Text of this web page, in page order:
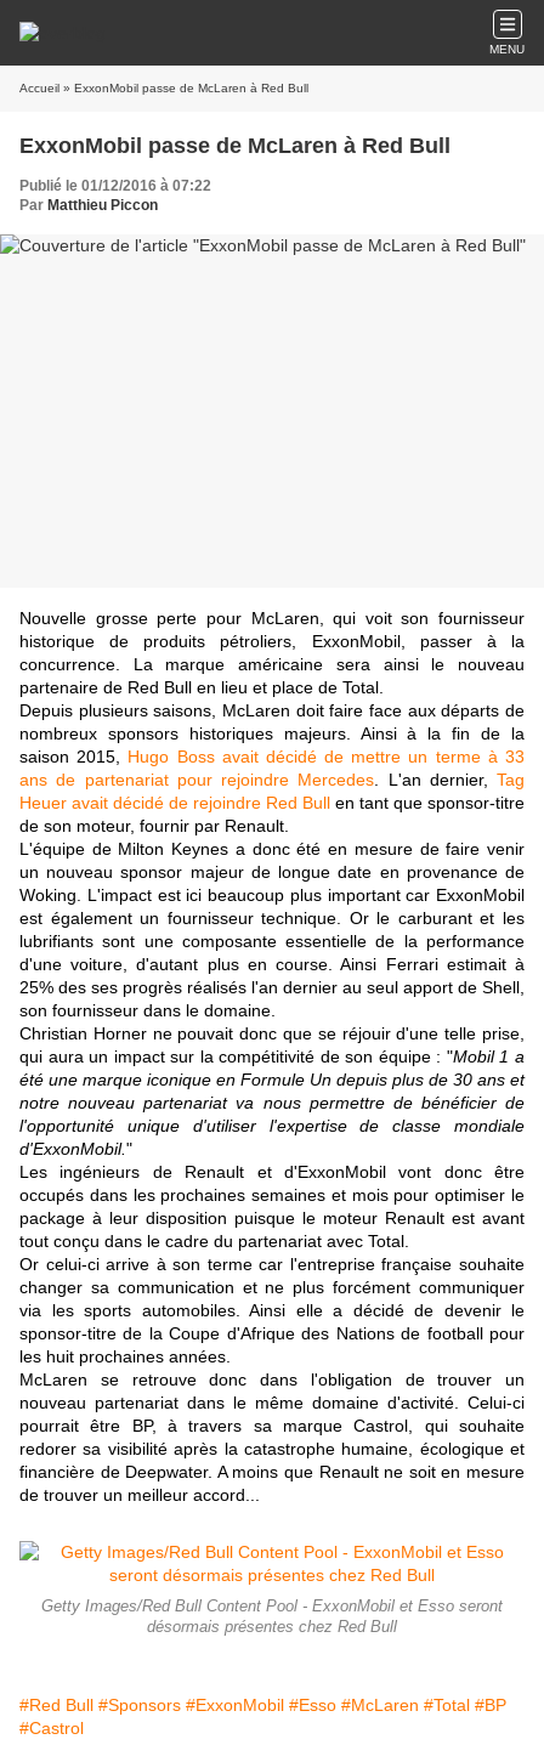
MENU
Accueil » ExxonMobil passe de McLaren à Red Bull
ExxonMobil passe de McLaren à Red Bull
Publié le 01/12/2016 à 07:22
Par Matthieu Piccon
Nouvelle grosse perte pour McLaren, qui voit son fournisseur
historique de produits pétroliers, ExxonMobil, passer à la
concurrence. La marque américaine sera ainsi le nouveau
partenaire de Red Bull en lieu et place de Total.
Depuis plusieurs saisons, McLaren doit faire face aux départs de
nombreux sponsors historiques majeurs. Ainsi à la fin de la
saison 2015, Hugo Boss avait décidé de mettre un terme à 33
ans de partenariat pour rejoindre Mercedes . L'an dernier, Tag
Heuer avait décidé de rejoindre Red Bull en tant que sponsor-titre
de son moteur, fournir par Renault.
L'équipe de Milton Keynes a donc été en mesure de faire venir
un nouveau sponsor majeur de longue date en provenance de
Woking. L'impact est ici beaucoup plus important car ExxonMobil
est également un fournisseur technique. Or le carburant et les
lubrifiants sont une composante essentielle de la performance
d'une voiture, d'autant plus en course. Ainsi Ferrari estimait à
25% des ses progrès réalisés l'an dernier au seul apport de Shell,
son fournisseur dans le domaine.
Christian Horner ne pouvait donc que se réjouir d'une telle prise,
qui aura un impact sur la compétitivité de son équipe : "Mobil 1 a
été une marque iconique en Formule Un depuis plus de 30 ans et
notre nouveau partenariat va nous permettre de bénéficier de
l'opportunité unique d'utiliser l'expertise de classe mondiale
d'ExxonMobil."
Les ingénieurs de Renault et d'ExxonMobil vont donc être
occupés dans les prochaines semaines et mois pour optimiser le
package à leur disposition puisque le moteur Renault est avant
tout conçu dans le cadre du partenariat avec Total.
Or celui-ci arrive à son terme car l'entreprise française souhaite
changer sa communication et ne plus forcément communiquer
via les sports automobiles. Ainsi elle a décidé de devenir le
sponsor-titre de la Coupe d'Afrique des Nations de football pour
les huit prochaines années.
McLaren se retrouve donc dans l'obligation de trouver un
nouveau partenariat dans le même domaine d'activité. Celui-ci
pourrait être BP, à travers sa marque Castrol, qui souhaite
redorer sa visibilité après la catastrophe humaine, écologique et
financière de Deepwater. A moins que Renault ne soit en mesure
de trouver un meilleur accord...
Getty Images/Red Bull Content Pool - ExxonMobil et Esso seront
désormais présentes chez Red Bull
#Red Bull #Sponsors #ExxonMobil #Esso #McLaren #Total #BP
#Castrol